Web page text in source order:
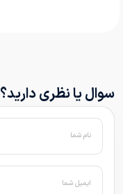
سوال یا نظری دارید؟
نام شما
ایمیل شما